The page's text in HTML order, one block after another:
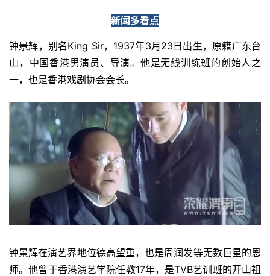
新闻多看点
钟景辉，别名King Sir，1937年3月23日出生，原籍广东台
山，中国香港男演员、导演。他是无线训练班的创始人之
一，也是香港戏剧协会会长。
钟景辉在演艺界地位德高望重，也是周润发等无数巨星的恩
师。他曾于香港演艺学院任教17年，是TVB艺训班的开山祖